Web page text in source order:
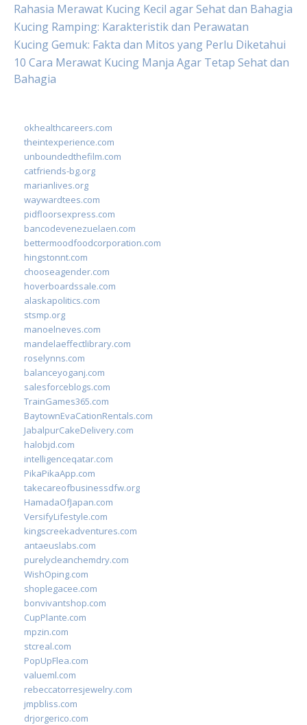
Rahasia Merawat Kucing Kecil agar Sehat dan Bahagia
Kucing Ramping: Karakteristik dan Perawatan
Kucing Gemuk: Fakta dan Mitos yang Perlu Diketahui
10 Cara Merawat Kucing Manja Agar Tetap Sehat dan
Bahagia
okhealthcareers.com
theintexperience.com
unboundedthefilm.com
catfriends-bg.org
marianlives.org
waywardtees.com
pidfloorsexpress.com
bancodevenezuelaen.com
bettermoodfoodcorporation.com
hingstonnt.com
chooseagender.com
hoverboardssale.com
alaskapolitics.com
stsmp.org
manoelneves.com
mandelaeffectlibrary.com
roselynns.com
balanceyoganj.com
salesforceblogs.com
TrainGames365.com
BaytownEvaCationRentals.com
JabalpurCakeDelivery.com
halobjd.com
intelligenceqatar.com
PikaPikaApp.com
takecareofbusinessdfw.org
HamadaOfJapan.com
VersifyLifestyle.com
kingscreekadventures.com
antaeuslabs.com
purelycleanchemdry.com
WishOping.com
shoplegacee.com
bonvivantshop.com
CupPlante.com
mpzin.com
stcreal.com
PopUpFlea.com
valueml.com
rebeccatorresjewelry.com
jmpbliss.com
drjorgerico.com